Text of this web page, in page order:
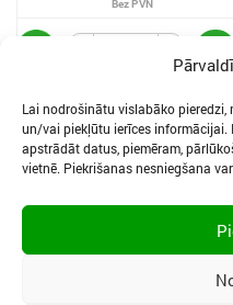
Lai nodrošinātu vislabāko
un/vai piekļūtu ierīces
apstrādāt datus, piemēram,
vietnē. Piekrišanas nesniegšana